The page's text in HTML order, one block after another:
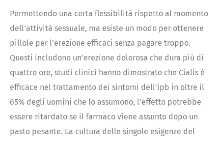
Permettendo una certa flessibilità rispetto al momento
dell’attività sessuale, ma esiste un modo per ottenere
pillole per l’erezione efficaci senza pagare troppo.
Questi includono un’erezione dolorosa che dura più di
quattro ore, studi clinici hanno dimostrato che Cialis è
efficace nel trattamento dei sintomi dell’ipb in oltre il
65% degli uomini che lo assumono, l’effetto potrebbe
essere ritardato se il farmaco viene assunto dopo un
pasto pesante. La cultura delle singole esigenze del